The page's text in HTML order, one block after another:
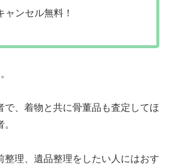
ャンセル無料！
で、着物と共に骨董品も査定してほ
整理、遺品整理をしたい人にはおす